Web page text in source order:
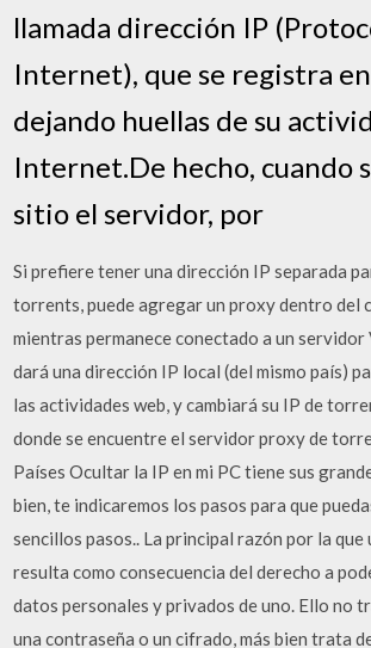
llamada dirección IP
Internet), que se registra
dejando huellas de su
Internet.De hecho, cuando
sitio el servidor, por
Si prefiere tener una dirección IP separada
torrents, puede agregar un proxy dentro del
mientras permanece conectado a un
dará una dirección IP local (del mismo país)
las actividades web, y cambiará su IP de
donde se encuentre el servidor proxy de
Países Ocultar la IP en mi PC tiene sus
bien, te indicaremos los pasos para que
sencillos pasos.. La principal razón por la que
resulta como consecuencia del derecho a
datos personales y privados de uno. Ello no
una contraseña o un cifrado, más bien trata